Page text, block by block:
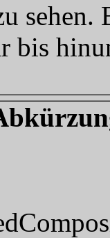
sehen.
bis